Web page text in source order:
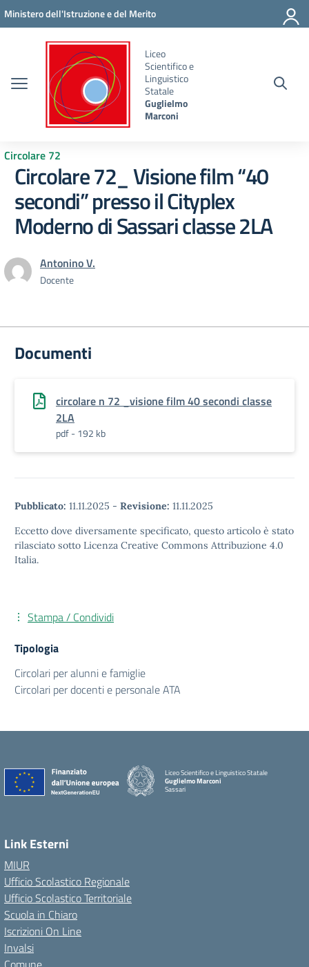
Vai ai contenuti
Vai al menu di navigazione
Vai al footer
Ministero dell'Istruzione e del Merito
Liceo
Scientifico e
Linguistico
Statale
Guglielmo
Marconi
Circolare 72
Circolare 72_ Visione film “40
secondi” presso il Cityplex
Moderno di Sassari classe 2LA
Antonino V.
Docente
Documenti
circolare n 72 _visione film 40 secondi classe
2LA
pdf - 192 kb
Pubblicato: 11.11.2025 - Revisione: 11.11.2025
Eccetto dove diversamente specificato, questo articolo è stato
rilasciato sotto Licenza Creative Commons Attribuzione 4.0
Italia.
Stampa / Condividi
Tipologia
Circolari per alunni e famiglie
Circolari per docenti e personale ATA
Liceo Scientifico e Linguistico Statale
Guglielmo Marconi
Sassari
Link Esterni
MIUR
Ufficio Scolastico Regionale
Ufficio Scolastico Territoriale
Scuola in Chiaro
Iscrizioni On Line
Invalsi